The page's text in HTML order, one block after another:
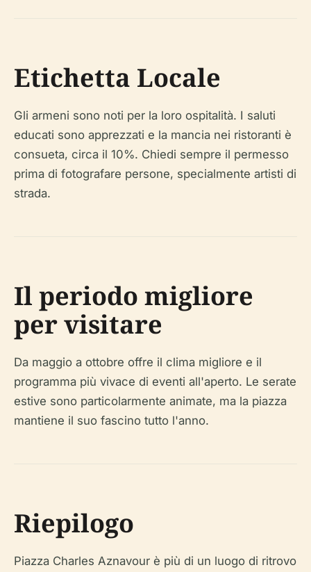
Etichetta Locale
Gli armeni sono noti per la loro ospitalità. I saluti
educati sono apprezzati e la mancia nei ristoranti è
consueta, circa il 10%. Chiedi sempre il permesso
prima di fotografare persone, specialmente artisti di
strada.
Il periodo migliore
per visitare
Da maggio a ottobre offre il clima migliore e il
programma più vivace di eventi all'aperto. Le serate
estive sono particolarmente animate, ma la piazza
mantiene il suo fascino tutto l'anno.
Riepilogo
Piazza Charles Aznavour è più di un luogo di ritrovo